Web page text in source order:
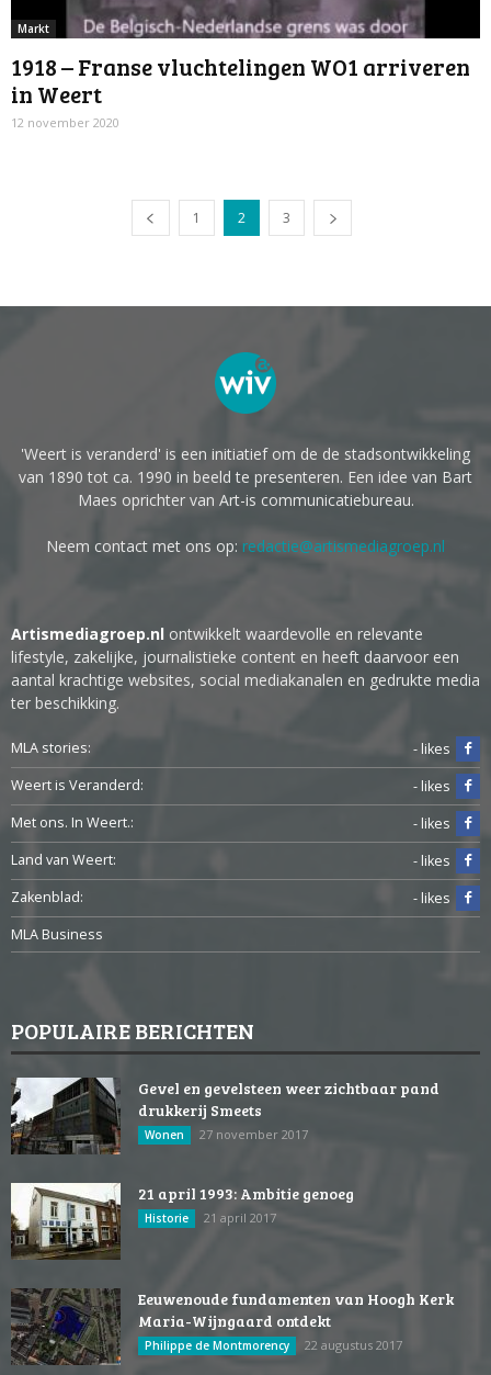
Markt
1918 – Franse vluchtelingen WO1 arriveren
in Weert
12 november 2020
1 2 3
'Weert is veranderd' is een initiatief om de de stadsontwikkeling
van 1890 tot ca. 1990 in beeld te presenteren. Een idee van Bart
Maes oprichter van Art-is communicatiebureau.
Neem contact met ons op: redactie@artismediagroep.nl
Artismediagroep.nl ontwikkelt waardevolle en relevante
lifestyle, zakelijke, journalistieke content en heeft daarvoor een
aantal krachtige websites, social mediakanalen en gedrukte media
ter beschikking.
MLA stories:
- likes
Weert is Veranderd:
- likes
Met ons. In Weert.:
- likes
Land van Weert:
- likes
Zakenblad:
- likes
MLA Business
POPULAIRE BERICHTEN
Gevel en gevelsteen weer zichtbaar pand
drukkerij Smeets
Wonen 27 november 2017
21 april 1993: Ambitie genoeg
Historie 21 april 2017
Eeuwenoude fundamenten van Hoogh Kerk
Maria-Wijngaard ontdekt
Philippe de Montmorency 22 augustus 2017